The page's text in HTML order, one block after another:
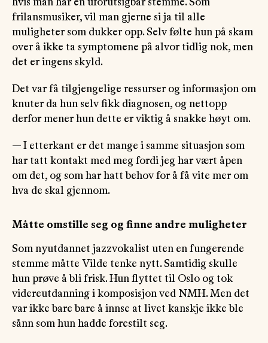
hvis man har en uforutsigbar stemme. Som
frilansmusiker, vil man gjerne si ja til alle
muligheter som dukker opp. Selv følte hun på skam
over å ikke ta symptomene på alvor tidlig nok, men
det er ingens skyld.
Det var få tilgjengelige ressurser og informasjon om
knuter da hun selv fikk diagnosen, og nettopp
derfor mener hun dette er viktig å snakke høyt om.
— I etterkant er det mange i samme situasjon som
har tatt kontakt med meg fordi jeg har vært åpen
om det, og som har hatt behov for å få vite mer om
hva de skal gjennom.
Måtte omstille seg og finne andre muligheter
Som nyutdannet jazzvokalist uten en fungerende
stemme måtte Vilde tenke nytt. Samtidig skulle
hun prøve å bli frisk. Hun flyttet til Oslo og tok
videreutdanning i komposisjon ved NMH. Men det
var ikke bare bare å innse at livet kanskje ikke ble
sånn som hun hadde forestilt seg.